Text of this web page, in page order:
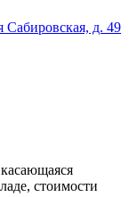
Сабировская, д. 49
стоимости